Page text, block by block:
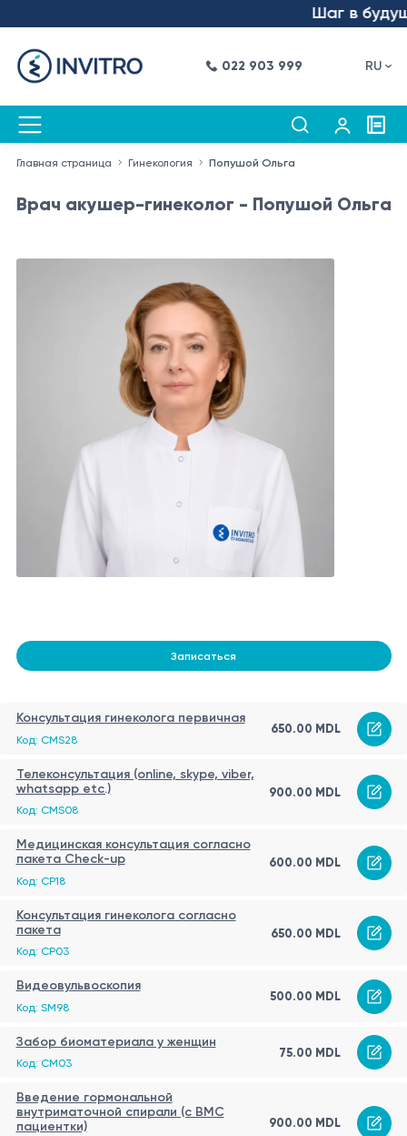
Шаг в
022 903 999 RU
Главная страница Гинекология Попушой Ольга
Врач акушер-гинеколог - Попушой Ольга
Записаться
Консультация гинеколога первичная
Код: CMS28
650.00 MDL
Телеконсультация (online, skype, viber,
whatsapp etc.)
Код: CMS08
900.00 MDL
Медицинская консультация согласно
пакета Check-up
Код: CP18
600.00 MDL
Консультация гинеколога согласно
пакета
Код: CP03
650.00 MDL
Видеовульвоскопия
Код: SM98
500.00 MDL
Забор биоматериала у женщин
Код: CM03
75.00 MDL
Введение гормональной
внутриматочной спирали (c ВМС
пациентки)
900.00 MDL